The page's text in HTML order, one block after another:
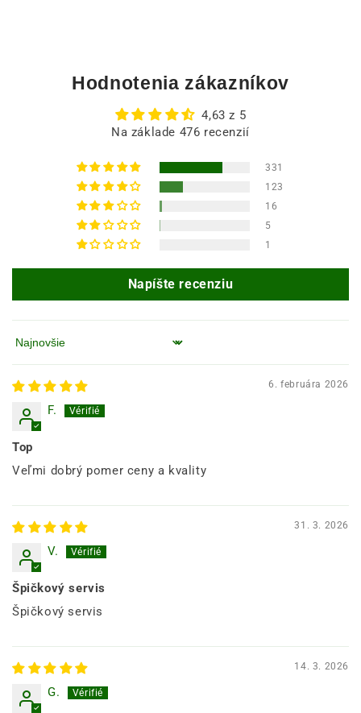
Hodnotenia zákazníkov
4,63 z 5
Na základe 476 recenzií
331
123
16
5
1
Napíšte recenziu
Zoradiť podľa
6. februára 2026
F.
Top
Veľmi dobrý pomer ceny a kvality
31. 3. 2026
V.
Špičkový servis
Špičkový servis
14. 3. 2026
G.